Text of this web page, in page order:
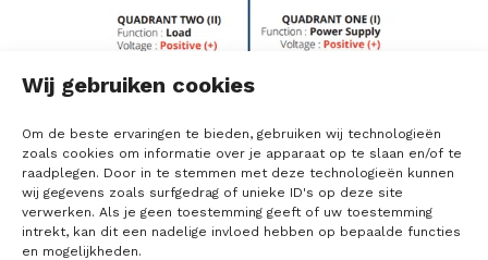
Wij gebruiken cookies
Om de beste ervaringen te bieden, gebruiken wij technologieën
zoals cookies om informatie over je apparaat op te slaan en/of te
raadplegen. Door in te stemmen met deze technologieën kunnen
wij gegevens zoals surfgedrag of unieke ID's op deze site
verwerken. Als je geen toestemming geeft of uw toestemming
intrekt, kan dit een nadelige invloed hebben op bepaalde functies
en mogelijkheden.
O